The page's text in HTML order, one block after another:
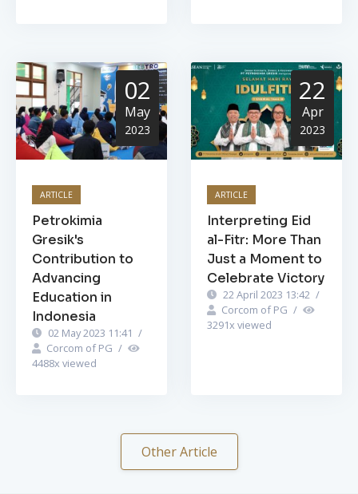
02
May
2023
ARTICLE
Petrokimia
Gresik's
Contribution to
Advancing
Education in
Indonesia
02 May 2023 11:41 /
Corcom of PG /
4488x viewed
22
Apr
2023
ARTICLE
Interpreting Eid
al-Fitr: More Than
Just a Moment to
Celebrate Victory
22 April 2023 13:42 /
Corcom of PG /
3291x viewed
Other Article